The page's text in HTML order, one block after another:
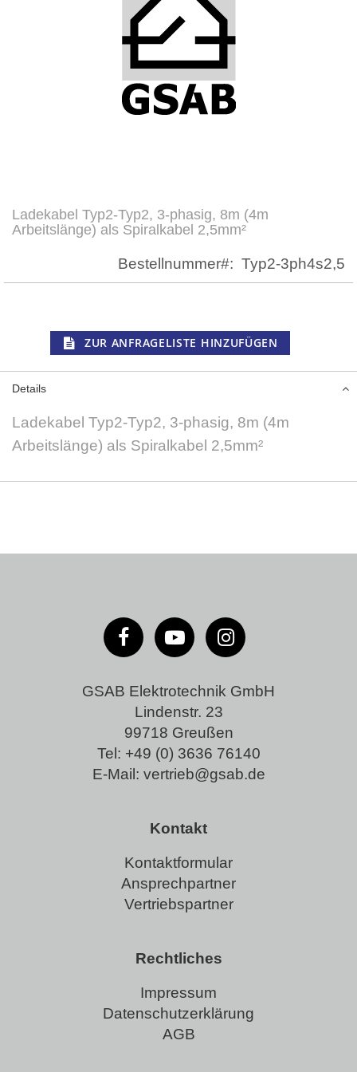
Ladekabel Typ2-Typ2, 3-phasig, 8m (4m
Arbeitslänge) als Spiralkabel 2,5mm²
Bestellnummer Typ2-3ph4s2,5
ZUR ANFRAGELISTE HINZUFÜGEN
Zum
Anfang
Bildergalerie
Details
Ladekabel Typ2-Typ2, 3-phasig, 8m (4m
Arbeitslänge) als Spiralkabel 2,5mm²
GSAB Elektrotechnik GmbH
Lindenstr. 23
99718 Greußen
Tel: +49 (0) 3636 76140
E-Mail: vertrieb@gsab.de
Kontakt
Kontaktformular
Ansprechpartner
Vertriebspartner
Rechtliches
Impressum
Datenschutzerklärung
AGB